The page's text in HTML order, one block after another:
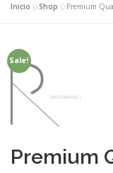
BLOG
Início »Shop »Premium
Sale!
Premium